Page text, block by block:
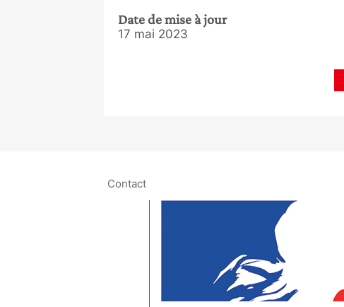
Date de mise à jour
17 mai 2023
Contact